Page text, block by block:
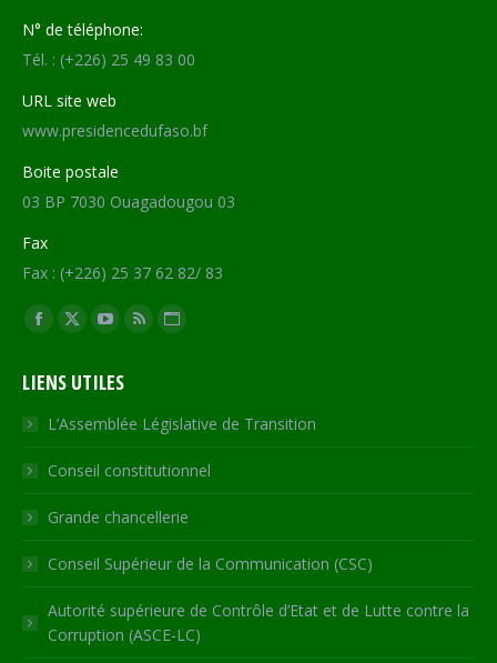
N° de téléphone:
Tél. : (+226) 25 49 83 00
URL site web
www.presidencedufaso.bf
Boite postale
03 BP 7030 Ouagadougou 03
Fax
Fax : (+226) 25 37 62 82/ 83
Trouvez nous sur :
Facebook
opens
in
new
window
X
opens
in
new
window
YouTube
opens
in
new
window
RSS
in
new
window
Site
opens
in
new
LIENS UTILES
L’Assemblée Législative de Transition
Conseil constitutionnel
Grande chancellerie
Conseil Supérieur de la Communication (CSC)
Autorité supérieure de Contrôle d’Etat et de Lutte contre la
Corruption (ASCE-LC)